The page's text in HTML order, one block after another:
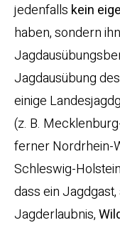
jedenfalls kein
haben, sondern
Jagdausübung
einige
(z. B.
ferner Nordrhein-
Schleswig-
dass ein
Jagderlaubnis,